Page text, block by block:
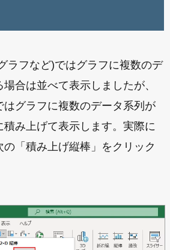
ラフなど)ではグラフに複数のデ
合は並べて表示しましたが、
グラフに複数のデータ系列が
み上げて表示します。実際に
「積み上げ縦棒」をクリック